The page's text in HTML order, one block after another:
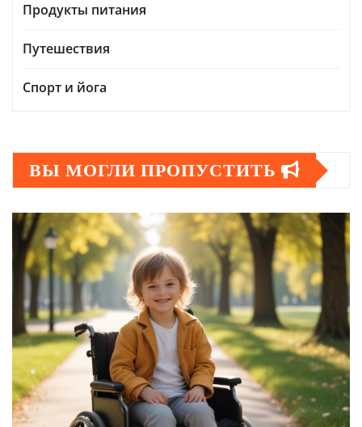
Продукты питания
Путешествия
Спорт и йога
ВЫ МОГЛИ ПРОПУСТИТЬ